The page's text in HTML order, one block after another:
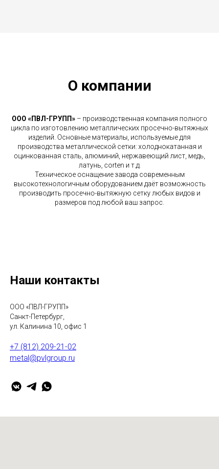
О компании
ООО «ПВЛ-ГРУПП» – производственная компания полного
цикла по изготовлению металлических просечно-вытяжных
изделий. Основные материалы, используемые для
производства металлической сетки: холоднокатанная и
оцинкованная сталь, алюминий, нержавеющий лист, медь,
латунь, corten и т.д.
Техническое оснащение завода современным
высокотехнологичным оборудованием даёт возможность
производить просечно-вытяжную сетку любых видов и
размеров под любой ваш запрос.
Наши контакты
ООО «ПВЛ-ГРУПП»
Санкт-Петербург,
ул. Калинина 10, офис 1
+7 (812) 209-21-02
metal@pvlgroup.ru